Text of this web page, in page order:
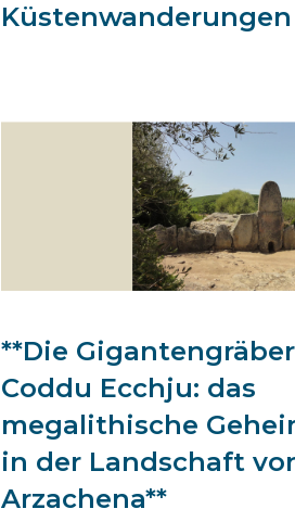
Küstenwanderungen
**Die
Coddu Ecchju: das
megalithische
in der Landschaft
Arzachena**